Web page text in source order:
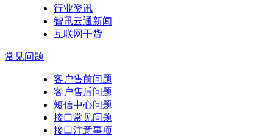
行业资讯
智讯云通新闻
互联网干货
常见问题
客户售前问题
客户售后问题
短信中心问题
接口常见问题
接口注意事项